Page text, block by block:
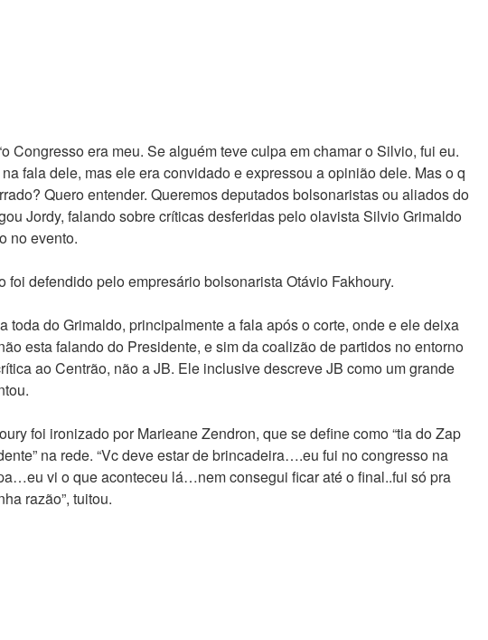
Congresso era meu. Se alguém teve culpa em chamar o Silvio, fui eu.
fala dele, mas ele era convidado e expressou a opinião dele. Mas o q
Quero entender. Queremos deputados bolsonaristas ou aliados do
Jordy, falando sobre críticas desferidas pelo olavista Silvio Grimaldo
no evento.
foi defendido pelo empresário bolsonarista Otávio Fakhoury.
toda do Grimaldo, principalmente a fala após o corte, onde e ele deixa
esta falando do Presidente, e sim da coalizão de partidos no entorno
ao Centrão, não a JB. Ele inclusive descreve JB como um grande
foi ironizado por Marieane Zendron, que se define como “tia do Zap
na rede. “Vc deve estar de brincadeira….eu fui no congresso na
vi o que aconteceu lá…nem consegui ficar até o final..fui só pra
razão”, tuitou.